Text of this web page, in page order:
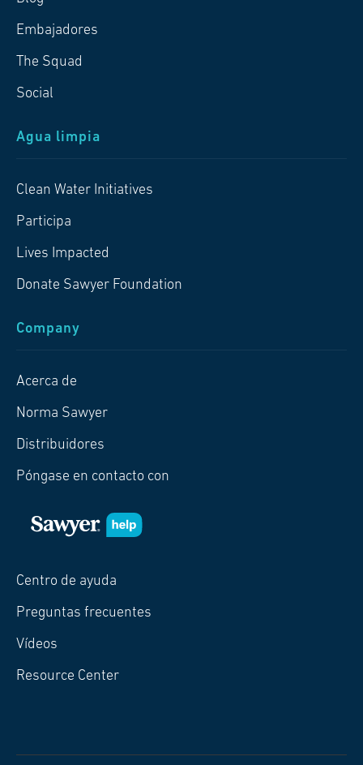
Embajadores
The Squad
Social
Agua limpia
Clean Water Initiatives
Participa
Lives Impacted
Donate Sawyer Foundation
Company
Acerca de
Norma Sawyer
Distribuidores
Póngase en contacto con
Centro de ayuda
Preguntas frecuentes
Vídeos
Resource Center